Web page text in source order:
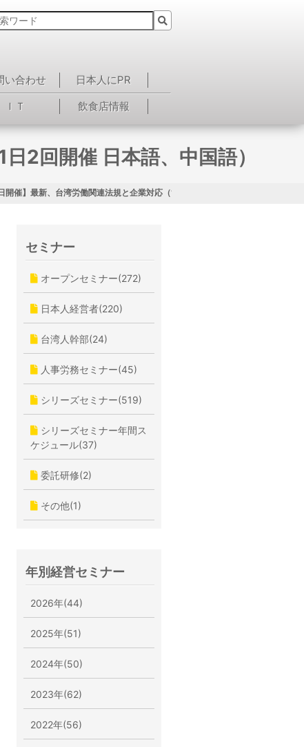
い合わせ
日本人にPR
ＩＴ 飲食店情報
2回開催 日本語、中国語）
開催】最新、台湾労働関連法規と企業対応（1日2回開催 日本語、中国語）
セミナー
オープンセミナー(272)
日本人経営者(220)
台湾人幹部(24)
人事労務セミナー(45)
シリーズセミナー(519)
シリーズセミナー年間ス
ケジュール(37)
委託研修(2)
その他(1)
年別経営セミナー
2026年(44)
2025年(51)
2024年(50)
2023年(62)
2022年(56)